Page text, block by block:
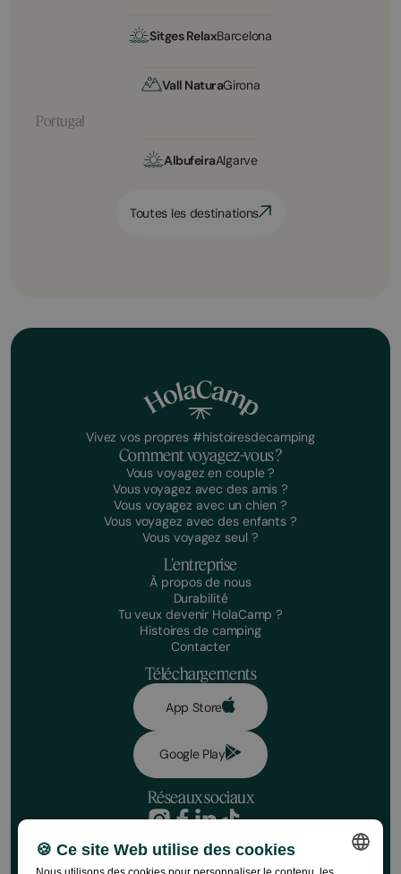
Sitges RelaxBarcelona
Vall NaturaGirona
Portugal
AlbufeiraAlgarve
Toutes les destinations
Vivez vos propres #histoiresdecamping
Comment voyagez-vous ?
Vous voyagez en couple ?
Vous voyagez avec des amis ?
Vous voyagez avec un chien ?
Vous voyagez avec des enfants ?
Vous voyagez seul ?
L'entreprise
À propos de nous
Durabilité
Tu veux devenir HolaCamp ?
Histoires de camping
Contacter
Téléchargements
App Store
Google Play
Réseaux sociaux
Conditions de réservation
🍪 Ce site Web utilise des cookies